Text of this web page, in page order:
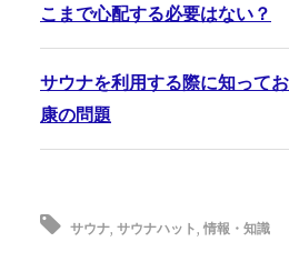
こまで心配する必要はない？
サウナを利用する際に知って
康の問題
サウナ, サウナハット, 情報・知識